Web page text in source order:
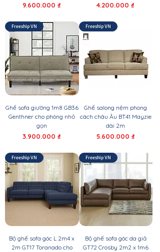
Giá
9.600.000 ₫ Giá
4.200.000 ₫
Freeship VN
Ghế sofa giường 1m8 GB36
Genthner cho phòng nhỏ
gọn
Giá
3.900.000 ₫
Freeship VN
Ghế salong nệm phong
cách châu Âu BT41 Mayzie
dài 2m
Giá
5.600.000 ₫
Freeship VN
Bộ ghế sofa góc L 2m4 x
2m GT17 Toranado cho
Freeship VN
Bộ ghế sofa góc da giả
GT72 Crosby 2m2 x 1m6